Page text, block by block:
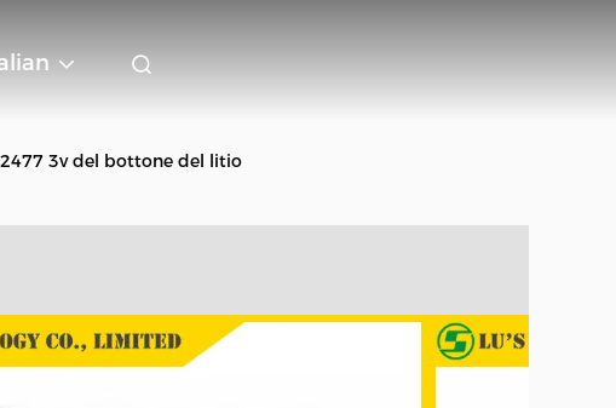
3v del bottone del litio